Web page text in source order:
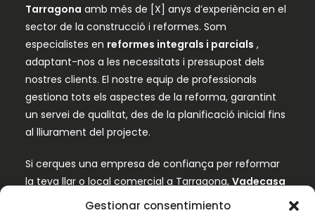
Gestionar consentimiento
Tarragona amb més de [X] anys d’experiència en el
sector de la construcció i reformes. Som
especialistes en reformes integrals i parcials ,
adaptant-nos a les necessitats i pressupost dels
nostres clients. El nostre equip de professionals
gestiona tots els aspectes de la reforma, garantint
un servei de qualitat, des de la planificació inicial fins
al lliurament del projecte.
Si cerques una empresa de confiança per reformar
la teva llar o local comercial a Tarragona, Vadecasa
és la teva millor opció.